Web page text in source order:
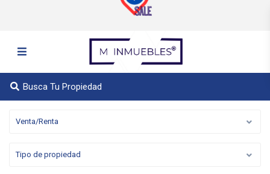
Busca Tu Propiedad
Venta/Renta
Tipo de propiedad